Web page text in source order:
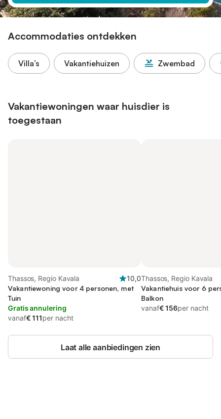
Accommodaties ontdekken
Villa’s Vakantiehuizen Zwembad
Vakantiewoningen waar huisdier is
toegestaan
Thassos, Regio Kavala
10,0
Vakantiewoning voor 4 personen, met
Tuin
Gratis annulering
vanaf€ 111per nacht
Thassos, Regio Kavala
Vakantiehuis voor 6
Balkon
vanaf€ 156per nacht
Laat alle aanbiedingen zien